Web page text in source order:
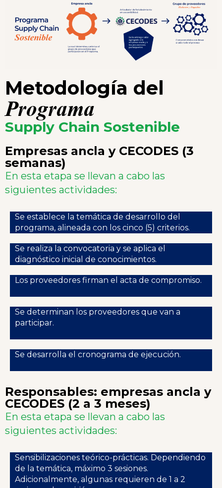
Metodología del
Programa
Supply Chain Sostenible
Empresas ancla y CECODES (3
semanas)
En esta etapa se llevan a cabo las
siguientes actividades:
Se establece la temática de desarrollo del
programa, alineada con los cinco (5) criterios.
Se realiza la convocatoria y se aplica el
diagnóstico inicial de conocimientos.
Los proveedores firman el acta de compromiso.
Se determinan los proveedores que van a
participar.
Se desarrolla el cronograma de ejecución.
Responsables: empresas ancla y
CECODES (2 a 3 meses)
En esta etapa se llevan a cabo las
siguientes actividades:
Sensibilizaciones teórico-prácticas. Dependiendo
de la temática, máximo 3 sesiones.
Adicionalmente, algunas requieren de 1 a 2